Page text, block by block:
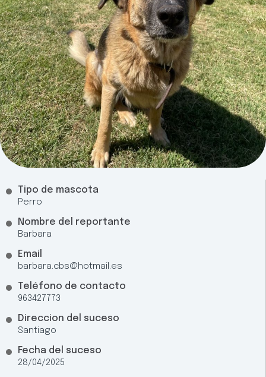
Tipo de mascota
Perro
Nombre del reportante
Barbara
Email
barbara.cbs@hotmail.es
Teléfono de contacto
963427773
Direccion del suceso
Santiago
Fecha del suceso
28/04/2025